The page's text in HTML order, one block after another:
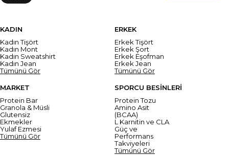
KADIN
Kadın Tişört
Kadın Mont
Kadın Sweatshirt
Kadın Jean
Tümünü Gör
ERKEK
Erkek Tişört
Erkek Şort
Erkek Eşofman
Erkek Jean
Tümünü Gör
MARKET
Protein Bar
Granola & Müsli
Glutensiz
Ekmekler
Yulaf Ezmesi
Tümünü Gör
SPORCU BESİNLERİ
Protein Tozu
Amino Asit
(BCAA)
L Karnitin ve CLA
Güç ve
Performans
Takviyeleri
Tümünü Gör